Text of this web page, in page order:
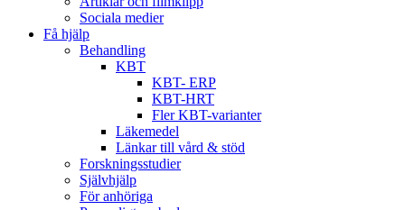
Sociala medier
Få hjälp
Behandling
KBT
KBT- ERP
KBT-HRT
Fler KBT-varianter
Läkemedel
Länkar till vård & stöd
Forskningsstudier
Självhjälp
För anhöriga